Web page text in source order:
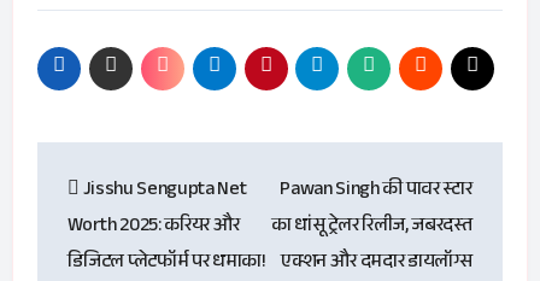
navigation
Jisshu Sengupta Net
Worth 2025: करियर और
डिजिटल प्लेटफॉर्म पर धमाका!
Pawan Singh की पावर स्टार
का धांसू ट्रेलर रिलीज, जबरदस्त
एक्शन और दमदार डायलॉग्स